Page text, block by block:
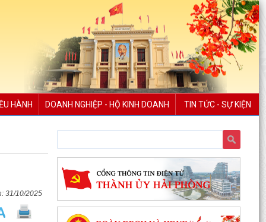
HÀNH DOANH NGHIỆP - HỘ KINH DOANH TIN TỨC - SỰ KIỆN
31/10/2025